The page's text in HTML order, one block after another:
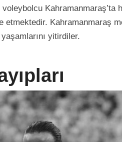
Kahramanmaraş’ta
etmektedir. Kahramanmaraş
yitirdiler.